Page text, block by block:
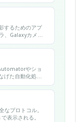
するためのアプ
、Galaxyカメラ
やショ
げた自動化処理
なプロトコル。
表示される。